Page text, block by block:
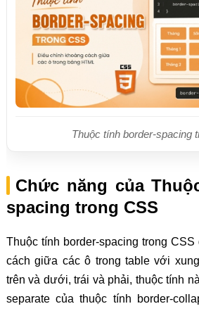
Thuộc tính border-spacing
Chức năng của
spacing trong CSS
Thuộc tính border-spacing trong
cách giữa các ô trong table với
trên và dưới, trái và phải, thuộc tính
separate của thuộc tính border-